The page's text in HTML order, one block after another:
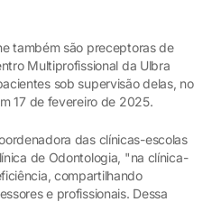
também são preceptoras de
Multiprofissional da Ulbra
sob supervisão delas, no
17 de fevereiro de 2025.
das clínicas-escolas
de Odontologia, "na clínica-
compartilhando
e profissionais. Dessa